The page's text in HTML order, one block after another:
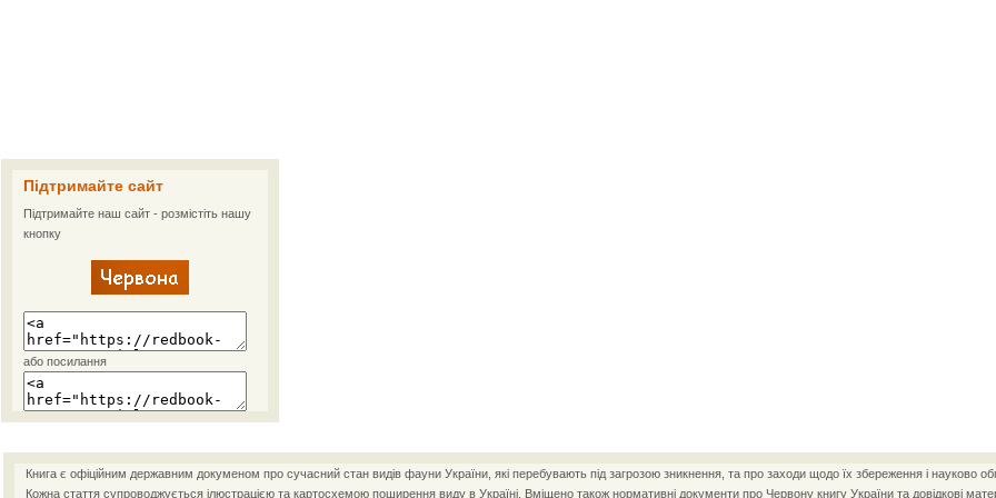
Підтримайте сайт
Підтримайте наш сайт - розмістіть нашу
кнопку
або посилання
Книга є офіційним державним докуменом про сучасний стан видів фауни України, які перебувають під загрозою зникнення, та про заходи щодо їх збереження і науково
Кожна стаття супроводжується ілюстрацією та картосхемою поширення виду в Україні. Вміщено також нормативні документи про Червону книгу України та довідкові